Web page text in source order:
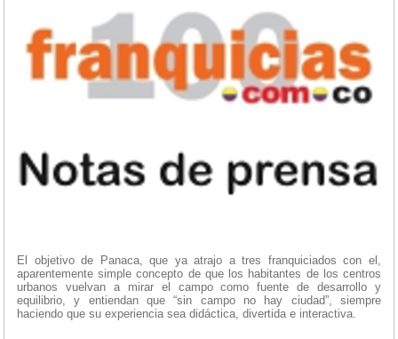
El objetivo de Panaca, que ya atrajo a tres franquiciados con el,
aparentemente simple concepto de que los habitantes de los centros
urbanos vuelvan a mirar el campo como fuente de desarrollo y
equilibrio, y entiendan que “sin campo no hay ciudad”, siempre
haciendo que su experiencia sea didáctica, divertida e interactiva.